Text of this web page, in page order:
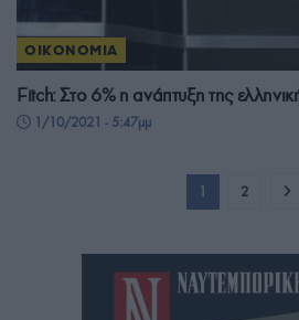
ΟΙΚΟΝΟΜΙΑ
Fitch: Στο 6% η ανάπτυξη της
1/10/2021 - 5:47μμ
1 2